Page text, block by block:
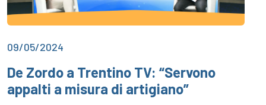
09/05/2024
De Zordo a Trentino TV: “Servono
appalti a misura di artigiano”